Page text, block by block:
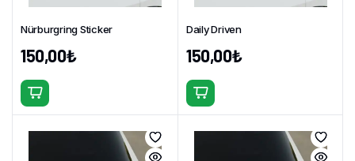
Nürburgring Sticker
150,00₺
Bu
ürünün
Daily Driven
150,00₺
Bu
ürünün